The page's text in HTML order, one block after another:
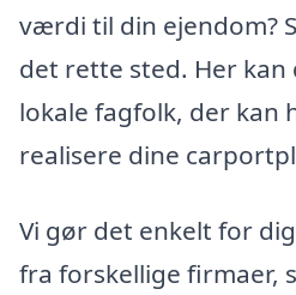
værdi til din ejendom?
det rette sted. Her
lokale fagfolk, der kan
realisere dine
Vi gør det enkelt for
fra forskellige firmaer,